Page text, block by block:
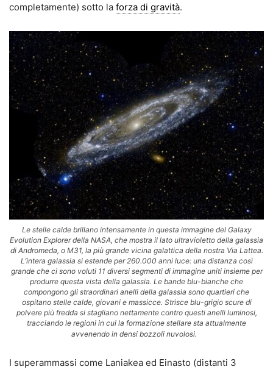
completamente) sotto la forza di gravità.
Le stelle calde brillano intensamente in questa immagine del Galaxy
Evolution Explorer della NASA, che mostra il lato ultravioletto della galassia
di Andromeda, o M31, la più grande vicina galattica della nostra Via Lattea.
L’intera galassia si estende per 260.000 anni luce: una distanza così
grande che ci sono voluti 11 diversi segmenti di immagine uniti insieme per
produrre questa vista della galassia. Le bande blu-bianche che
compongono gli straordinari anelli della galassia sono quartieri che
ospitano stelle calde, giovani e massicce. Strisce blu-grigio scure di
polvere più fredda si stagliano nettamente contro questi anelli luminosi,
tracciando le regioni in cui la formazione stellare sta attualmente
avvenendo in densi bozzoli nuvolosi.
I superammassi come Laniakea ed Einasto (distanti 3